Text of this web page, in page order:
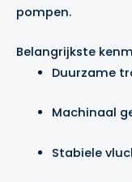
pompen.
Belangrijkste
Duurzame
Machinaal
Stabiele